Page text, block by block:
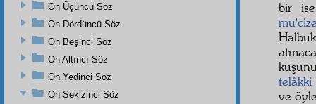
bir
telâkki
ve
On Üçüncü Söz
On Dördüncü Söz
On Beşinci Söz
On Altıncı Söz
On Yedinci Söz
On Sekizinci Söz